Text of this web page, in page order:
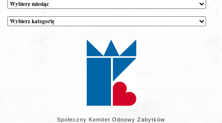
Archiwum
Kategorie
wpisów
Społeczny Komitet Odnowy Zabytków